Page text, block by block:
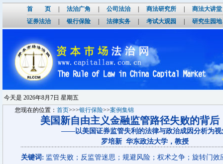
首 页 法治广角 公司法治| 商法研究所 商法大讲堂
证券法治| 银行保险 法律实务 考试大观园 研究生园地
今天是 2026年8月7日 星期五
您现在的位置：首页>>>银行保险>>案例集锦
美国新自由主义金融监管路径失败的背后
——以美国证券监管失利的法律与政治成因分析为视
罗培新 华东政法大学，教授
关键词: 监管失败；反监管迷思；规避风险；权术之争；旋转门效